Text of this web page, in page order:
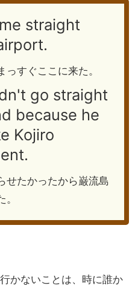
straight
すぐここに来た。
go straight
because he
Kojiro
せたかったから巌流島
かないことは、時に誰か